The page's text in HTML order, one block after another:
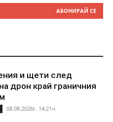
АБОНИРАЙ СЕ
и щети след
дрон край граничния
08.08.2026г. 14:21ч.